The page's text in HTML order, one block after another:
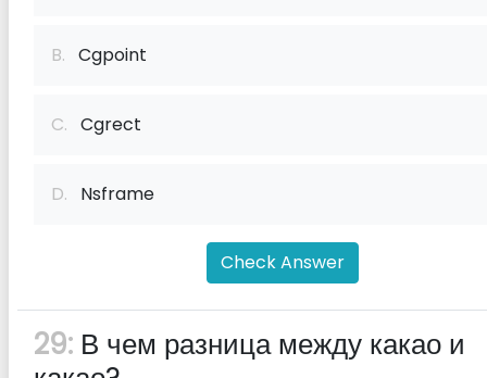
B. Cgpoint
C. Cgrect
D. Nsframe
Check Answer
29: В чем разница между какао и